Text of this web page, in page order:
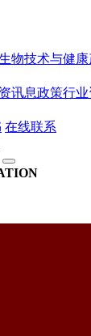
物技术与健康
讯息政策行
在线联系